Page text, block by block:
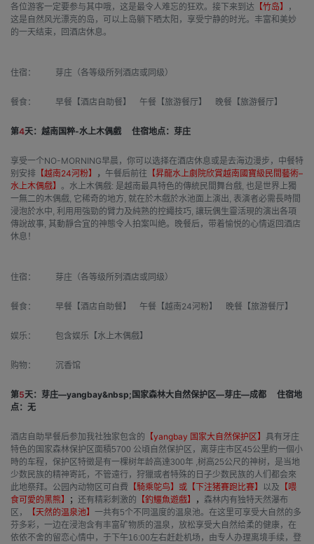
各位游客一定要参与其中哦，这是最令人难忘的狂欢。接下来到达 【竹岛】
，
这是自然风光漂亮的岛，可以上岛躺下晒太阳，享受宁静的时光。丰富和美妙
的一天结束，回酒店休息。
住宿： 芽庄（各等级所列酒店或同级）
餐食： 早餐【酒店自助餐】 午餐【旅游餐厅】 晚餐【旅游餐厅】
第4天：越南国粹-水上木偶戲 住宿地点：芽庄
享受一个NO-MORNING早晨，你可以选择在酒店休息或是去海边漫步，中餐特
别安排 【越南24河粉】 ， 午餐后前往 【昇龍水上劇院欣賞越南國寶級民間藝術–
水上木偶戲】 。水上木偶戲: 是越南最具特色的傳統民間舞台戲, 也是世界上獨
一無二的木偶戲, 它稀奇的地方, 就在於木戲於水池面上演出, 表演者必需長時間
浸泡於水中, 利用用強勁的臂力及純熟的控繩技巧, 讓玩偶生靈活現的演出各項
傳說故事, 其動靜合宜的神態令人拍案叫絶。 晚餐后，带着愉悦的心情返回酒店
休息！
住宿： 芽庄（各等级所列酒店或同级）
餐食： 早餐【酒店自助餐】 午餐【越南24河粉】 晚餐【旅游餐厅】
娱乐： 包含娱乐【水上木偶戲】
购物： 沉香馆
第5天：芽庄—yangbay&nbsp;国家森林大自然保护区—芽庄—成都 住宿地
点：无
酒店自助早餐后参加我社独家包含的 【yangbay 国家大自然保护区】
具有牙庄
特色的国家森林保护区面積5700 公頃自然保护区，离芽庄市区45公里約一個小
時的车程，保护区特徵是有一棵树年龄高達300年 ,树高25公尺的神树，是当地
少数民族的精神寄託，不管遠行，狩獵或者特殊的日子少数民族的人们都会來
此地祭拜。公园內动物区可自費 【騎乘鸵鸟】或【下注猪賽跑比賽】 以及 【喂
食可愛的黑熊】
； 还有精彩刺激的 【釣鱷魚遊戲】 ， 森林内有独特天然瀑布
区，
【天然的温泉池】 一共有5个不同温度的温泉池。在这里可享受大自然的多
芬多彩，一边在浸泡含有丰富矿物质的温泉，放松享受大自然给柔的健康，在
依依不舍的留恋心情中，于下午16:00左右赶赴机场，由专人办理离境手续，登